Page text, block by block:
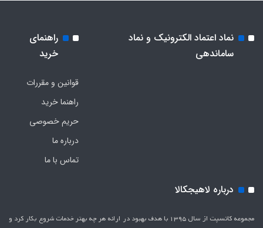
نماد اعتماد الکترونیک و نماد
ساماندهی
راهنمای
خرید
قوانین و مقررات
راهنما خرید
حریم خصوصی
درباره ما
تماس با ما
درباره لاهیجکالا
مجموعه کانسپت از سال 1395 با هدف بهبود در ارائه هر چه بهتر خدمات شروع بکار کرد و